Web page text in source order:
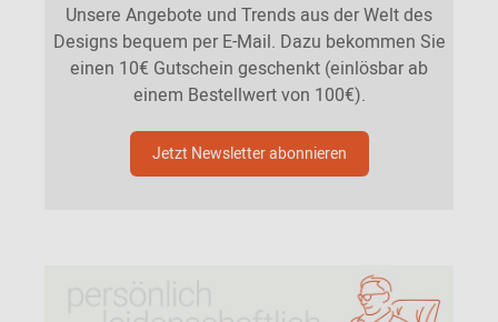
Unsere Angebote und Trends aus der Welt des
Designs bequem per E-Mail. Dazu bekommen Sie
einen 10€ Gutschein geschenkt (einlösbar ab
einem Bestellwert von 100€).
Jetzt Newsletter abonnieren